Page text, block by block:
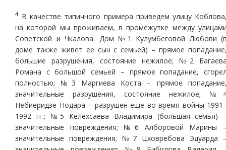
4 В качестве типичного примера приведем улицу
на которой мы проживаем, в промежутке между
Советской и Чкалова. Дом №1 Кулумбеговой Любови
доме также живет ее сын с семьей) – прямое
большие разрушения, состояние нежилое; №2
Романа с большой семьей – прямое попадание,
полностью; №3 Маргиева Коста – прямое
значительные разрушения, состояние нежилое;
Небиеридзе Нодара – разрушен еще во время войны
1992 гг.; №5 Келехсаева Владимира (большая семья)
значительные повреждения; №6 Алборовой Марины
значительные повреждения; №7 Цховребова Эдуарда